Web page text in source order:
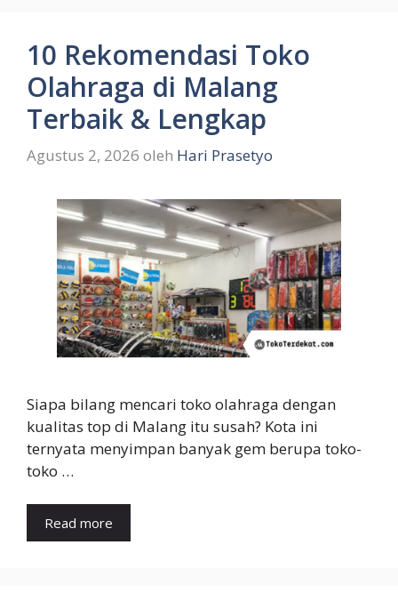
10 Rekomendasi Toko
Olahraga di Malang
Terbaik & Lengkap
Agustus 2, 2026 oleh Hari Prasetyo
Siapa bilang mencari toko olahraga dengan
kualitas top di Malang itu susah? Kota ini
ternyata menyimpan banyak gem berupa toko-
toko …
Read more